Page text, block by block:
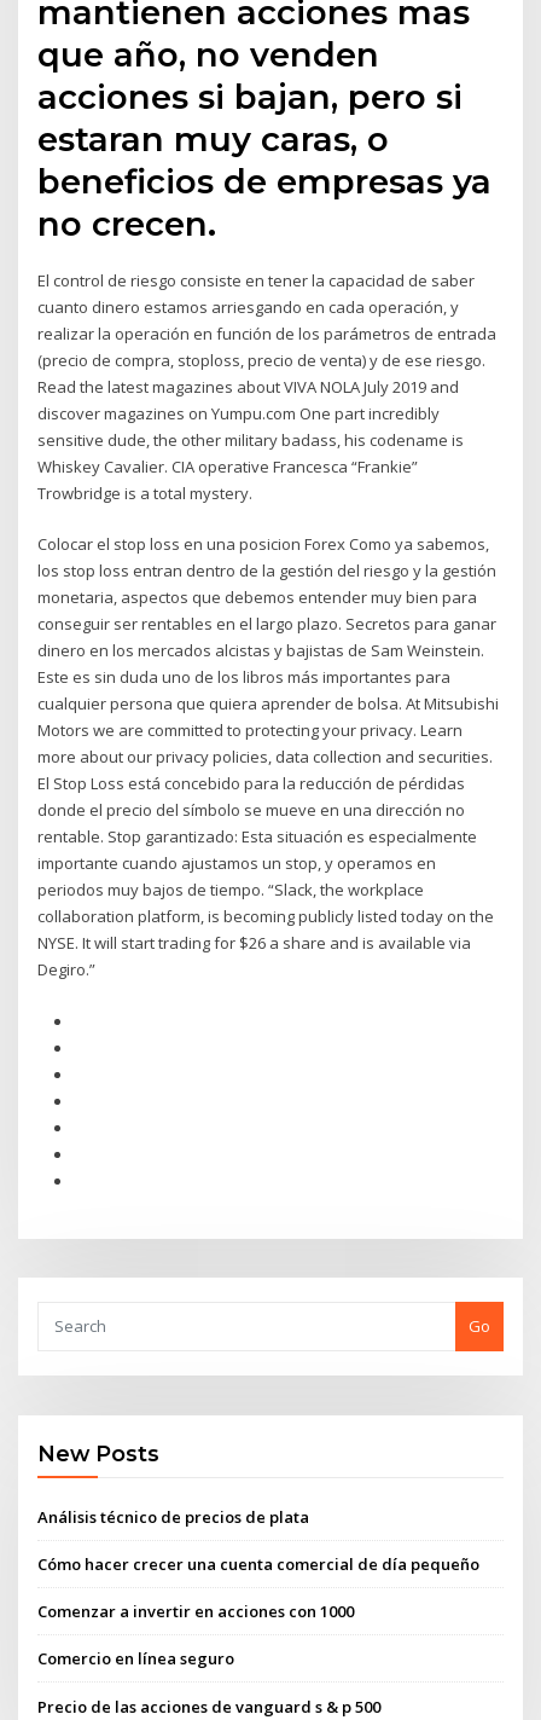
mantienen acciones mas
que año, no venden
acciones si bajan, pero si
estaran muy caras, o
beneficios de empresas ya
no crecen.
El control de riesgo consiste en tener la capacidad de saber
cuanto dinero estamos arriesgando en cada operación, y
realizar la operación en función de los parámetros de entrada
(precio de compra, stoploss, precio de venta) y de ese riesgo.
Read the latest magazines about VIVA NOLA July 2019 and
discover magazines on Yumpu.com One part incredibly
sensitive dude, the other military badass, his codename is
Whiskey Cavalier. CIA operative Francesca “Frankie”
Trowbridge is a total mystery.
Colocar el stop loss en una posicion Forex Como ya sabemos,
los stop loss entran dentro de la gestión del riesgo y la gestión
monetaria, aspectos que debemos entender muy bien para
conseguir ser rentables en el largo plazo. Secretos para ganar
dinero en los mercados alcistas y bajistas de Sam Weinstein.
Este es sin duda uno de los libros más importantes para
cualquier persona que quiera aprender de bolsa. At Mitsubishi
Motors we are committed to protecting your privacy. Learn
more about our privacy policies, data collection and securities.
El Stop Loss está concebido para la reducción de pérdidas
donde el precio del símbolo se mueve en una dirección no
rentable. Stop garantizado: Esta situación es especialmente
importante cuando ajustamos un stop, y operamos en
periodos muy bajos de tiempo. “Slack, the workplace
collaboration platform, is becoming publicly listed today on the
NYSE. It will start trading for $26 a share and is available via
Degiro.”
Go
New Posts
Análisis técnico de precios de plata
Cómo hacer crecer una cuenta comercial de día pequeño
Comenzar a invertir en acciones con 1000
Comercio en línea seguro
Precio de las acciones de vanguard s & p 500